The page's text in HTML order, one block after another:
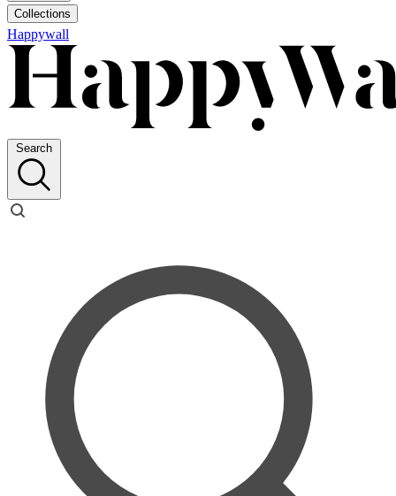
Collections
Happywall
Search